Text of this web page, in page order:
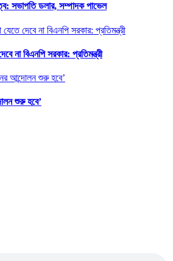
সভাপতি ডলার, সম্পাদক পাভেল
না বিএনপি সরকার: প্রতিমন্ত্রী
শুরু হবে’